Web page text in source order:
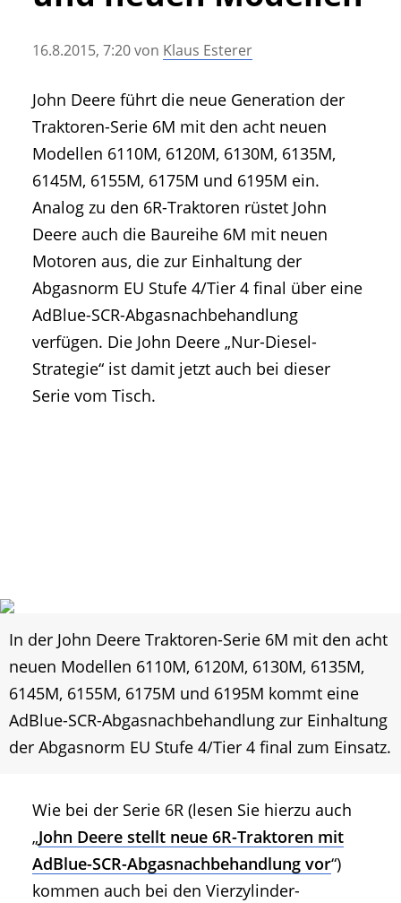
• Messen und Veranstaltungen
• Agritechnica Neuheiten Archiv
• Artikel nach Hersteller/Marke
16.8.2015, 7:20von Klaus Esterer
John Deere führt die neue Generation der
Traktoren-Serie 6M mit den acht neuen
Modellen 6110M, 6120M, 6130M, 6135M,
6145M, 6155M, 6175M und 6195M ein.
Analog zu den 6R-Traktoren rüstet John
Deere auch die Baureihe 6M mit neuen
Motoren aus, die zur Einhaltung der
Abgasnorm EU Stufe 4/Tier 4 final über eine
AdBlue-SCR-Abgasnachbehandlung
verfügen. Die John Deere „Nur-Diesel-
Strategie“ ist damit jetzt auch bei dieser
Serie vom Tisch.
In der John Deere Traktoren-Serie 6M mit den acht
neuen Modellen 6110M, 6120M, 6130M, 6135M,
6145M, 6155M, 6175M und 6195M kommt eine
AdBlue-SCR-Abgasnachbehandlung zur Einhaltung
der Abgasnorm EU Stufe 4/Tier 4 final zum Einsatz.
Wie bei der Serie 6R (lesen Sie hierzu auch
„John Deere stellt neue 6R-Traktoren mit
AdBlue-SCR-Abgasnachbehandlung vor“)
kommen auch bei den Vierzylinder-